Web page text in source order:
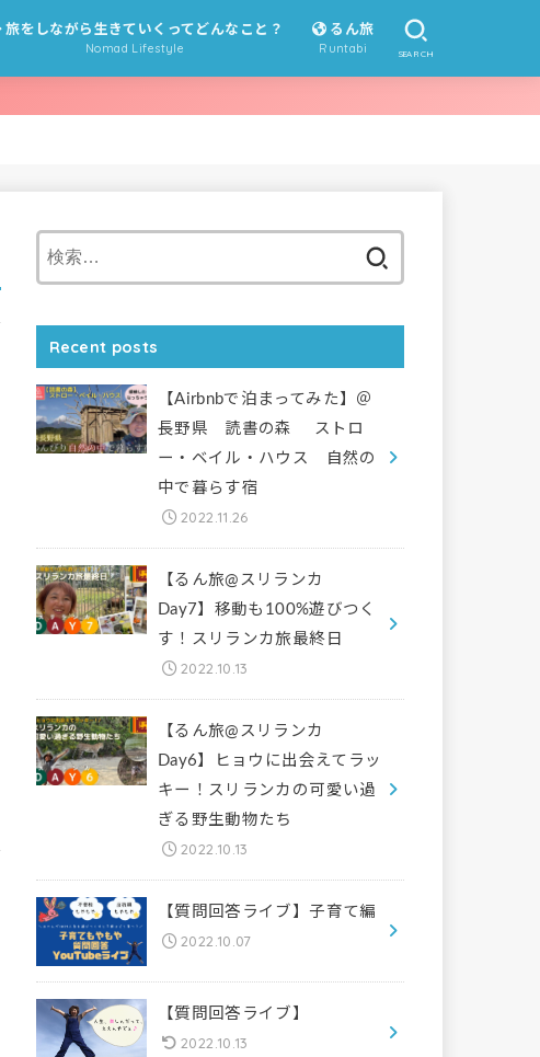
旅をしながら生きていくってどんなこと？
Nomad Lifestyle
るん旅
Runtabi SEARCH
Recent posts
【Airbnbで泊まってみた】＠
長野県 読書の森 ストロ
ー・ベイル・ハウス 自然の
中で暮らす宿
2022.11.26
【るん旅@スリランカ
Day7】移動も100%遊びつく
す！スリランカ旅最終日
2022.10.13
【るん旅@スリランカ
Day6】ヒョウに出会えてラッ
キー！スリランカの可愛い過
ぎる野生動物たち
2022.10.13
【質問回答ライブ】子育て編
2022.10.07
【質問回答ライブ】
2022.10.13